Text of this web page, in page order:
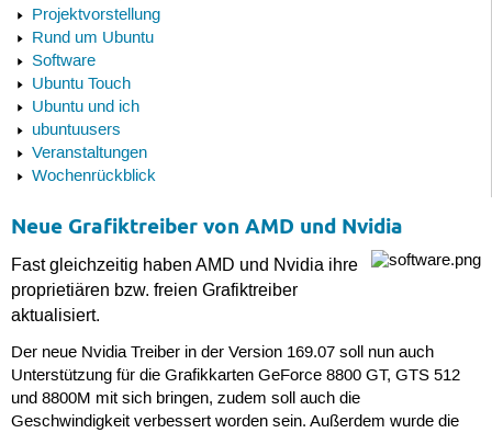
Projektvorstellung
Rund um Ubuntu
Software
Ubuntu Touch
Ubuntu und ich
ubuntuusers
Veranstaltungen
Wochenrückblick
Neue Grafiktreiber von AMD und Nvidia
Fast gleichzeitig haben AMD und Nvidia ihre
proprietiären bzw. freien Grafiktreiber
aktualisiert.
Der neue Nvidia Treiber in der Version 169.07 soll nun auch
Unterstützung für die Grafikkarten GeForce 8800 GT, GTS 512
und 8800M mit sich bringen, zudem soll auch die
Geschwindigkeit verbessert worden sein. Außerdem wurde die